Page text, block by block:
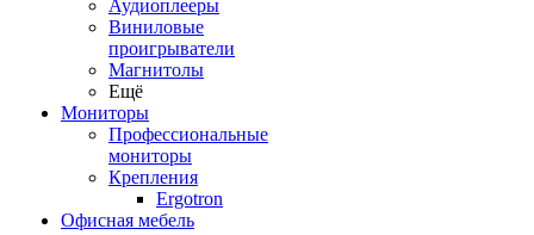
Аудиоплееры
Виниловые
проигрыватели
Магнитолы
Ещё
Мониторы
Профессиональные
мониторы
Крепления
Ergotron
Офисная мебель